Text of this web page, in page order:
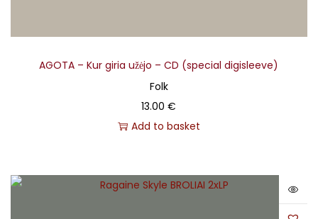
AGOTA – Kur giria užėjo – CD (special digisleeve)
Folk
13.00€
Add to basket